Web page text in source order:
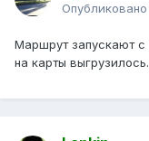
Опубликовано
Маршрут запускают с
на карты выгрузилось.